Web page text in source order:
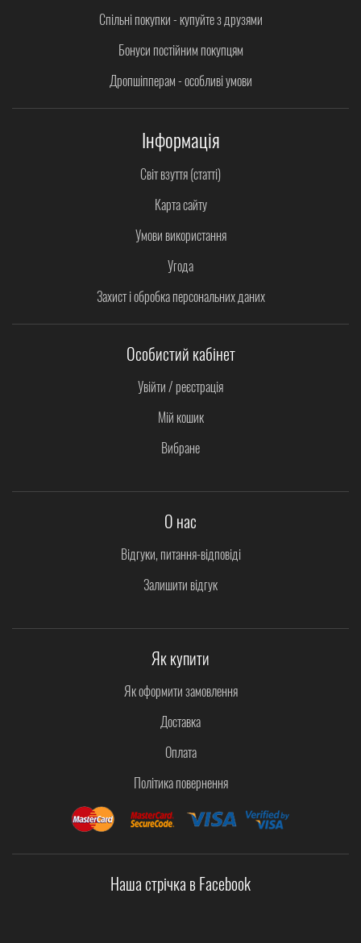
Спільні покупки - купуйте з друзями
Бонуси постійним покупцям
Дропшіпперам - особливі умови
Інформація
Світ взуття (статті)
Карта сайту
Умови використання
Угода
Захист і обробка персональних даних
Особистий кабінет
Увійти / реєстрація
Мій кошик
Вибране
О нас
Відгуки, питання-відповіді
Залишити відгук
Як купити
Як оформити замовлення
Доставка
Оплата
Політика повернення
Наша стрічка в Facebook